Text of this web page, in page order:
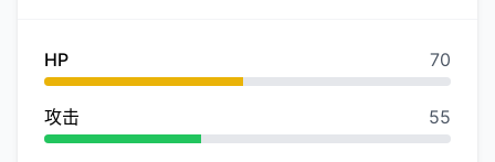
HP 70
攻击 55